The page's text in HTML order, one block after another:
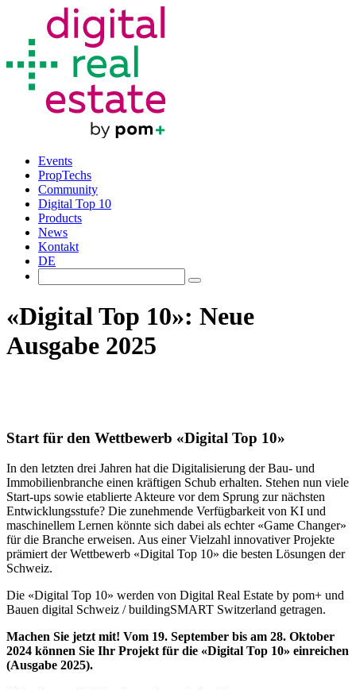
Events
PropTechs
Community
Digital Top 10
Products
News
Kontakt
DE
«Digital Top 10»: Neue
Ausgabe 2025
Start für den Wettbewerb «Digital Top 10»
In den letzten drei Jahren hat die Digitalisierung der Bau- und
Immobilienbranche einen kräftigen Schub erhalten. Stehen nun viele
Start-ups sowie etablierte Akteure vor dem Sprung zur nächsten
Entwicklungsstufe? Die zunehmende Verfügbarkeit von KI und
maschinellem Lernen könnte sich dabei als echter «Game Changer»
für die Branche erweisen. Aus einer Vielzahl innovativer Projekte
prämiert der Wettbewerb «Digital Top 10» die besten Lösungen der
Schweiz.
Die «Digital Top 10» werden von Digital Real Estate by pom+ und
Bauen digital Schweiz / buildingSMART Switzerland getragen.
Machen Sie jetzt mit! Vom 19. September bis am 28. Oktober
2024 können Sie Ihr Projekt für die «Digital Top 10» einreichen
(Ausgabe 2025).